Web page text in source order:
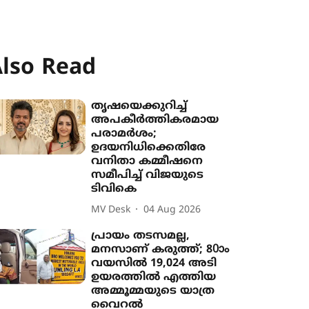
Read
തൃഷയെക്കുറിച്ച്
അപകീർത്തികരമായ
പരാമർശം;
ഉദയനിധിക്കെതിരേ
വനിതാ കമ്മീഷനെ
സമീപിച്ച് വിജയുടെ
ടിവികെ
MV Desk 04 Aug 2026
പ്രായം തടസമല്ല,
മനസാണ് കരുത്ത്; 80ാം
വയസില്‍ 19,024 അടി
ഉയരത്തിൽ എത്തിയ
അമ്മൂമ്മയുടെ യാത്ര
വൈറല്‍